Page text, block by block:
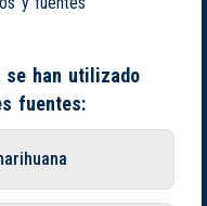
se han utilizado
fuentes: